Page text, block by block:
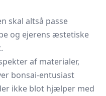
skal altså passe
og ejerens æstetiske
af materialer,
bonsai-entusiast
ikke blot hjælper med